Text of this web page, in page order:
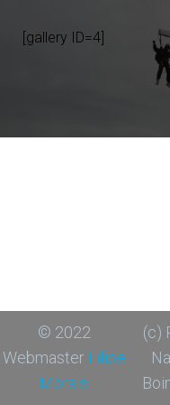
[gallery ID=4]
© 2022
Webmaster Filipe
Morais
(c)